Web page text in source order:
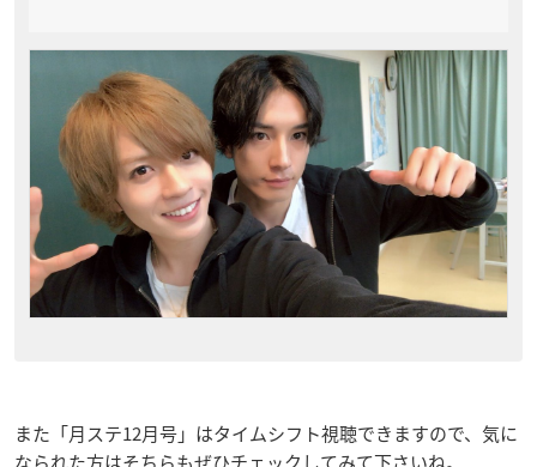
また 「月ステ12月号」はタイムシフト視聴できますので、気に